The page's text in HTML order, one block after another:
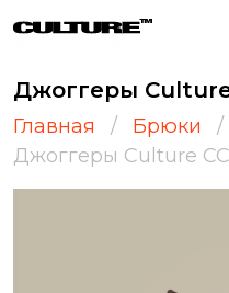
Джоггеры
Главная
Брюки
Джоггеры Culture